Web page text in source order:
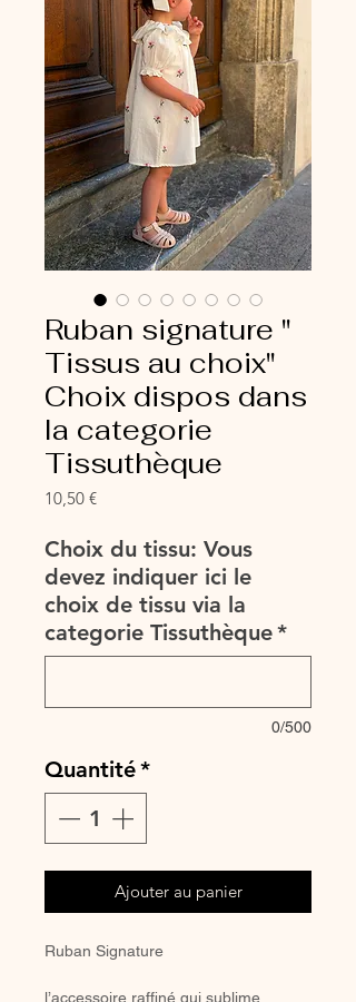
Ruban signature "
Tissus au choix"
Choix dispos dans
la categorie
Tissuthèque
10,50 €Prix
Choix du tissu: Vous
devez indiquer ici le
choix de tissu via la
categorie Tissuthèque*
0/500
Quantité*
Ajouter au panier
Ruban Signature
l’accessoire raffiné qui sublime